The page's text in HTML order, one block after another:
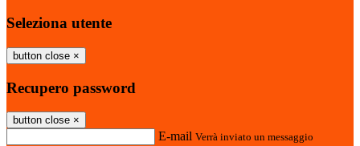
Seleziona utente
button close ×
Recupero password
button close ×
E-mail Verrà inviato un messaggio